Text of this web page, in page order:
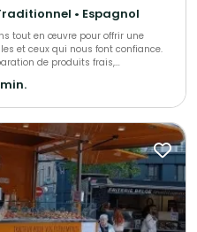
• Espagnol
tout en œuvre pour offrir une
et ceux qui nous font confiance.
de produits frais,
producteurs locaux, afin de
que traiteur pour particuliers et